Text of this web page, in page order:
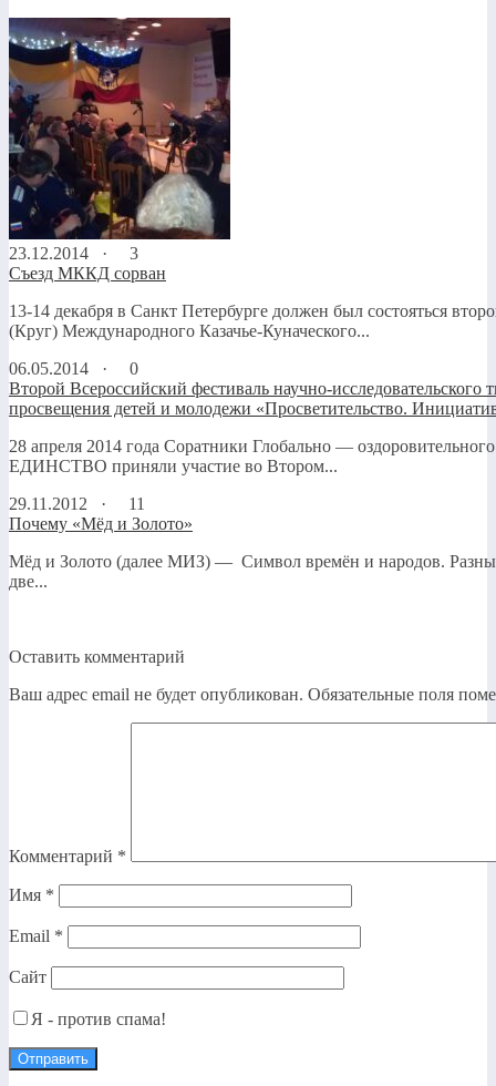
23.12.2014 ·
3
Съезд МККД сорван
13-14 декабря в Санкт Петербурге должен был состояться
(Круг) Международного Казачье-Куначеского...
06.05.2014 ·
0
Второй Всероссийский фестиваль научно-исследовательского
просвещения детей и молодежи «Просветительство.
28 апреля 2014 года Соратники Глобально —
ЕДИНСТВО приняли участие во Втором...
29.11.2012 ·
11
Почему «Мёд и Золото»
Мёд и Золото (далее МИЗ) — Символ времён и народов.
две...
Оставить комментарий
Ваш адрес email не будет опубликован. Обязательные поля
Комментарий *
Имя *
Email *
Сайт
Я - против спама!